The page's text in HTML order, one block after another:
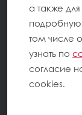
а также
том числе
узнать по
согласие
cookies.